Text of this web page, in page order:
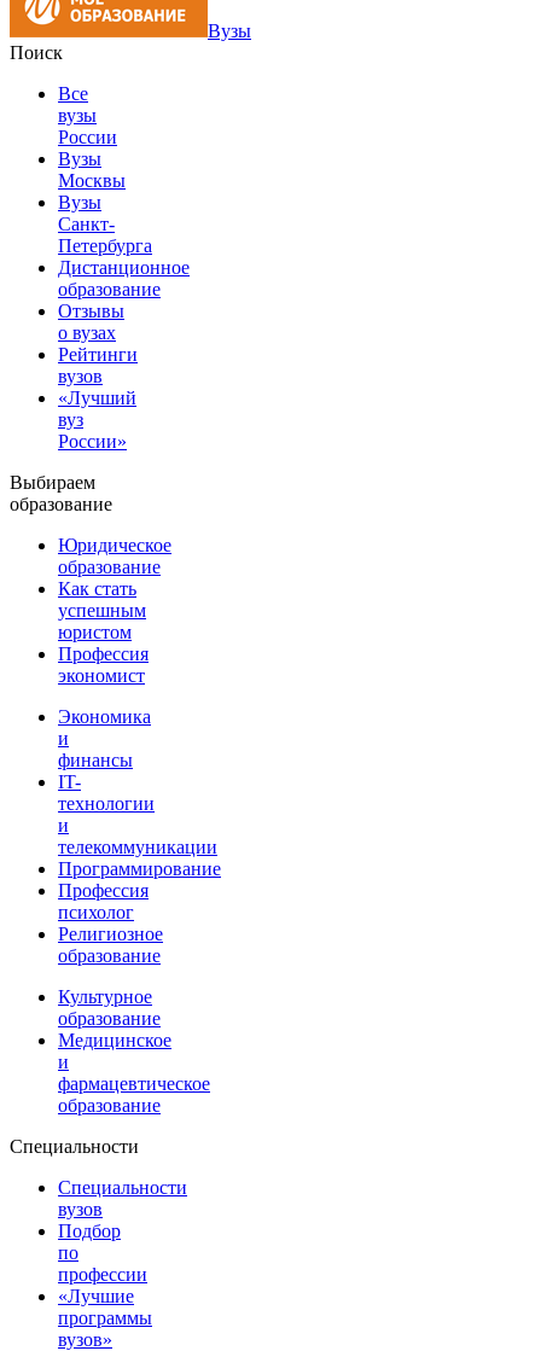
Вузы
Поиск
Все
вузы
России
Вузы
Москвы
Вузы
Санкт-
Петербурга
Дистанционное
образование
Отзывы
о вузах
Рейтинги
вузов
«Лучший
вуз
России»
Выбираем
образование
Юридическое
образование
Как стать
успешным
юристом
Профессия
экономист
Экономика
и
финансы
IT-
технологии
и
телекоммуникации
Программирование
Профессия
психолог
Религиозное
образование
Культурное
образование
Медицинское
и
фармацевтическое
образование
Специальности
Специальности
вузов
Подбор
по
профессии
«Лучшие
программы
вузов»